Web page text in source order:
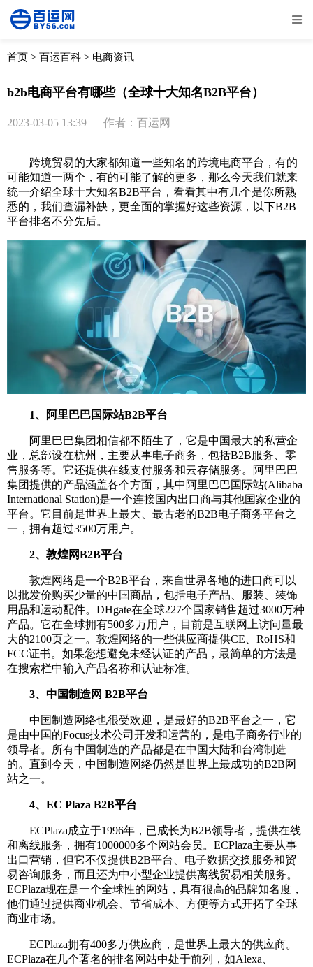
全部 物流资讯
取消
首页 > 百运百科 > 电商资讯
b2b电商平台有哪些（全球十大知名B2B平台）
2023-03-05 13:39 作者：百运网
跨境贸易的大家都知道一些知名的跨境电商平台，有的
可能知道一两个，有的可能了解的更多，那么今天我们就来
统一介绍全球十大知名B2B平台，看看其中有几个是你所熟
悉的，我们查漏补缺，更全面的掌握好这些资源，以下B2B
平台排名不分先后。
1、阿里巴巴国际站B2B平台
阿里巴巴集团相信都不陌生了，它是中国最大的私营企
业，总部设在杭州，主要从事电子商务，包括B2B服务、零
售服务等。它还提供在线支付服务和云存储服务。阿里巴巴
集团提供的产品涵盖各个方面，其中阿里巴巴国际站(Alibaba
International Station)是一个连接国内出口商与其他国家企业的
平台。它目前是世界上最大、最古老的B2B电子商务平台之
一，拥有超过3500万用户。
2、敦煌网B2B平台
敦煌网络是一个B2B平台，来自世界各地的进口商可以
以批发价购买少量的中国商品，包括电子产品、服装、装饰
用品和运动配件。DHgate在全球227个国家销售超过3000万种
产品。它在全球拥有500多万用户，目前是互联网上访问量最
大的2100页之一。敦煌网络的一些供应商提供CE、RoHS和
FCC证书。如果您想避免未经认证的产品，最简单的方法是
在搜索栏中输入产品名称和认证标准。
3、中国制造网 B2B平台
中国制造网络也很受欢迎，是最好的B2B平台之一，它
是由中国的Focus技术公司开发和运营的，是电子商务行业的
领导者。所有中国制造的产品都是在中国大陆和台湾制造
的。直到今天，中国制造网络仍然是世界上最成功的B2B网
站之一。
4、EC Plaza B2B平台
ECPlaza成立于1996年，已成长为B2B领导者，提供在线
和离线服务，拥有1000000多个网站会员。ECPlaza主要从事
出口营销，但它不仅提供B2B平台、电子数据交换服务和贸
易咨询服务，而且还为中小型企业提供离线贸易相关服务。
ECPlaza现在是一个全球性的网站，具有很高的品牌知名度，
他们通过提供商业机会、节省成本、方便等方式开拓了全球
商业市场。
ECPlaza拥有400多万供应商，是世界上最大的供应商。
ECPlaza在几个著名的排名网站中处于前列，如Alexa、